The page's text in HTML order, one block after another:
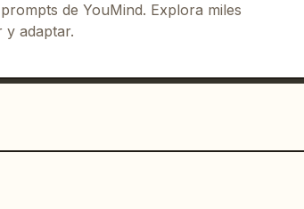
de YouMind. Explora miles
y adaptar.